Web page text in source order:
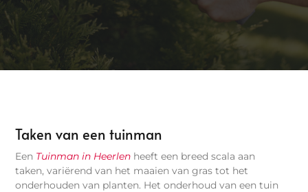
Taken van een tuinman
Een Tuinman in Heerlen heeft een breed scala aan
taken, variërend van het maaien van gras tot het
onderhouden van planten. Het onderhoud van een tuin